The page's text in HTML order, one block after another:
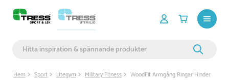
Hem Sport Utegym Military Fitness WoodFit Armgång Ringar Hinder